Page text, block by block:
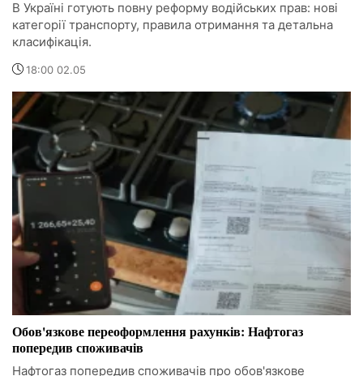
В Україні готують повну реформу водійських прав: нові
категорії транспорту, правила отримання та детальна
класифікація.
18:00 02.05
Обов'язкове переоформлення рахунків: Нафтогаз
попередив споживачів
Нафтогаз попередив споживачів про обов'язкове